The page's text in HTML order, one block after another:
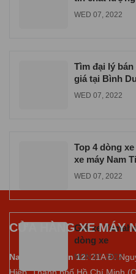
WED 07, 2022
Tìm đại lý bán
giá tại Bình
WED 07, 2022
Top 4 dòng
xe máy Nam
WED 07, 2022
Giá xe
dòng xe
MON 07, 2022
CỬA HÀNG XE MÁY
Nam Tiến Quận 12: 21A Đ.